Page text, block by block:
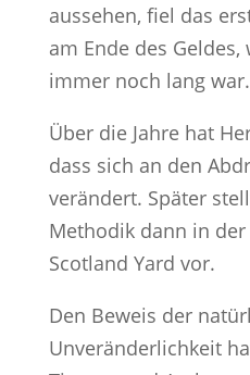
aussehen, fiel das
am Ende des
immer noch lang war.
Über die Jahre hat
dass sich an den
verändert. Später
Methodik dann in
Scotland Yard vor.
Den Beweis der
Unveränderlichkeit